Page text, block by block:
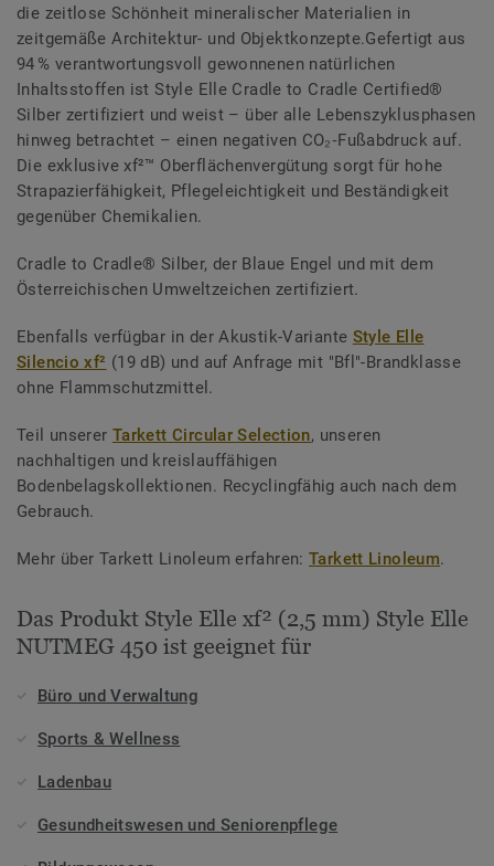
die zeitlose Schönheit mineralischer Materialien in
zeitgemäße Architektur- und Objektkonzepte.Gefertigt aus
94 % verantwortungsvoll gewonnenen natürlichen
Inhaltsstoffen ist Style Elle Cradle to Cradle Certified®
Silber zertifiziert und weist – über alle Lebenszyklusphasen
hinweg betrachtet – einen negativen CO₂‑Fußabdruck auf.
Die exklusive xf²™ Oberflächenvergütung sorgt für hohe
Strapazierfähigkeit, Pflegeleichtigkeit und Beständigkeit
gegenüber Chemikalien.
Cradle to Cradle® Silber, der Blaue Engel und mit dem
Österreichischen Umweltzeichen zertifiziert.
Ebenfalls verfügbar in der Akustik-Variante Style Elle
Silencio xf² (19 dB) und auf Anfrage mit "Bfl"-Brandklasse
ohne Flammschutzmittel.
Teil unserer Tarkett Circular Selection, unseren
nachhaltigen und kreislauffähigen
Bodenbelagskollektionen. Recyclingfähig auch nach dem
Gebrauch.
Mehr über Tarkett Linoleum erfahren:Tarkett Linoleum.
Das Produkt Style Elle xf² (2,5 mm) Style Elle
NUTMEG 450 ist geeignet für
Büro und Verwaltung
Sports & Wellness
Ladenbau
Gesundheitswesen und Seniorenpflege